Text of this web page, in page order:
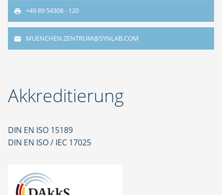
+49 89 54308 - 120
MUENCHEN.ZENTRUM@SYNLAB.COM
Akkreditierung
DIN EN ISO 15189
DIN EN ISO / IEC 17025